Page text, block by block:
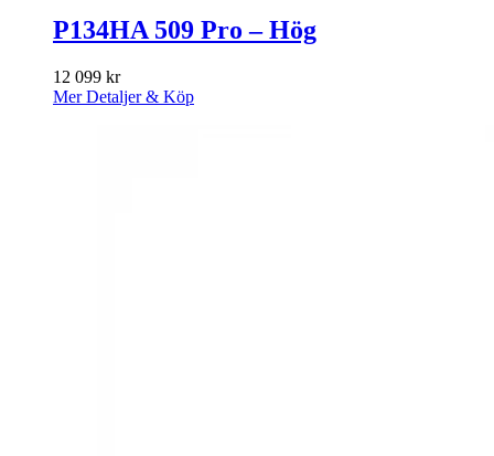
P134HA 509 Pro – Hög
12 099 kr
Mer Detaljer & Köp